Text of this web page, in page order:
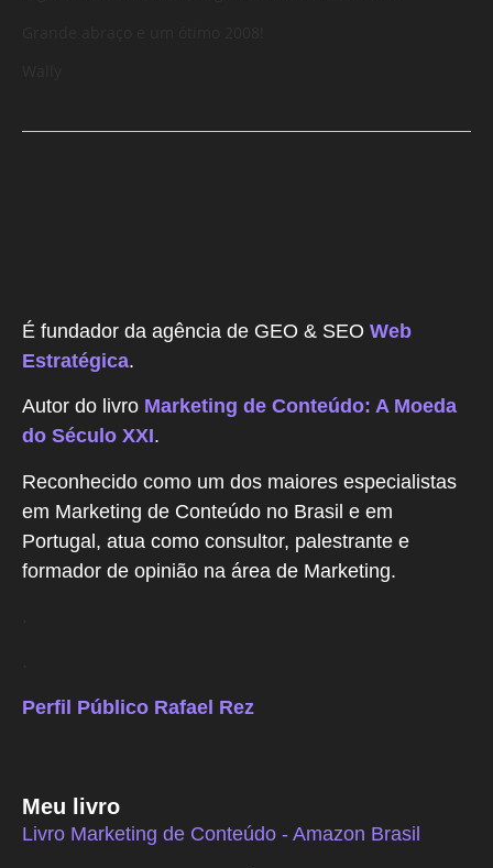
É fundador da agência de GEO & SEO Web
Estratégica.
Autor do livro Marketing de Conteúdo: A Moeda
do Século XXI.
Reconhecido como um dos maiores especialistas
em Marketing de Conteúdo no Brasil e em
Portugal, atua como consultor, palestrante e
formador de opinião na área de Marketing.
Perfil Público Rafael Rez
Meu livro
Livro Marketing de Conteúdo - Amazon Brasil